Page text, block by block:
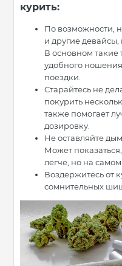
курить:
По возможности,
и другие
В основном такие
удобного
поездки.
Старайтесь не
покурить
также помогает
дозировку.
Не оставляйте
Может показаться,
легче, но на
Воздержитесь от
сомнительных